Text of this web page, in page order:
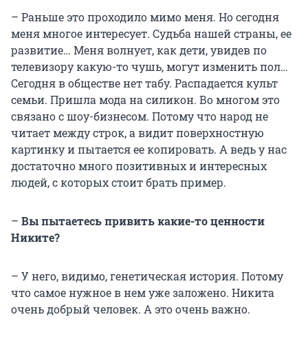
– Раньше это проходило мимо меня. Но сегодня
меня многое интересует. Судьба нашей страны, ее
развитие… Меня волнует, как дети, увидев по
телевизору какую-то чушь, могут изменить пол…
Сегодня в обществе нет табу. Распадается культ
семьи. Пришла мода на силикон. Во многом это
связано с шоу-бизнесом. Потому что народ не
читает между строк, а видит поверхностную
картинку и пытается ее копировать. А ведь у нас
достаточно много позитивных и интересных
людей, с которых стоит брать пример.
– Вы пытаетесь привить какие-то ценности
Никите?
– У него, видимо, генетическая история. Потому
что самое нужное в нем уже заложено. Никита
очень добрый человек. А это очень важно.